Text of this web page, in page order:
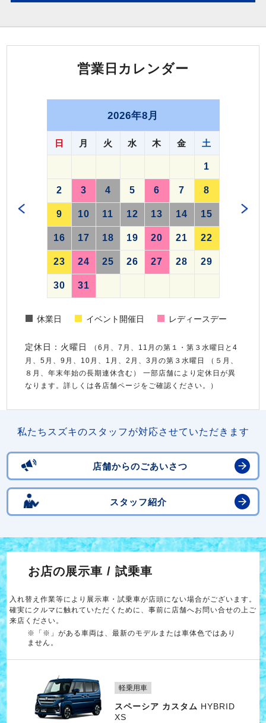
営業日カレンダー
2026年8月
日 月 火 水 木 金 土
1
2 3 4 5 6 7 8
9 10 11 12 13 14 15
16 17 18 19 20 21 22
23 24 25 26 27 28 29
30 31
休業日 イベント開催日 レディースデー
定休日：火曜日
（6月、7月、11月の第１・第３水曜日と4
月、5月、9月、10月、1月、2月、3月の第３水曜日 （５月、
８月、年末年始の長期連休含む） 一部店舗により定休日が異
なります。詳しくは各店舗ページをご確認ください。）
私たちスズキのスタッフが対応させていただきます
店舗からのごあいさつ
スタッフ紹介
お店の展示車 / 試乗車
入れ替え作業等により展示車・試乗車が店頭にない場合がございます。
確実にクルマに触れていただくために、事前に店舗へお問い合せの上ご
来店ください。
※「※」がある車両は、最新のモデルまたは車体色ではあり
ません。
軽乗用車
スペーシア カスタム HYBRID
XS